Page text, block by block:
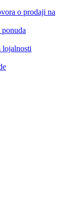
o prodaji na
lojalnosti